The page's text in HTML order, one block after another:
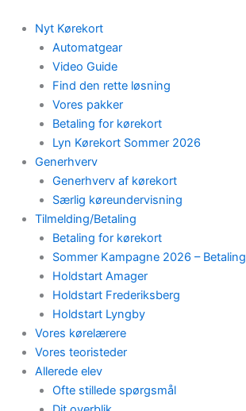
content
Nyt Kørekort
Automatgear
Video Guide
Find den rette løsning
Vores pakker
Betaling for kørekort
Lyn Kørekort Sommer 2026
Generhverv
Generhverv af kørekort
Særlig køreundervisning
Tilmelding/Betaling
Betaling for kørekort
Sommer Kampagne 2026 – Betaling
Holdstart Amager
Holdstart Frederiksberg
Holdstart Lyngby
Vores kørelærere
Vores teoristeder
Allerede elev
Ofte stillede spørgsmål